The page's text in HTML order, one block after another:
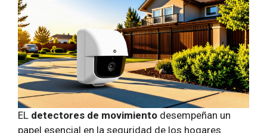
EL detectores de movimiento desempeñan un
papel esencial en la seguridad de los hogares